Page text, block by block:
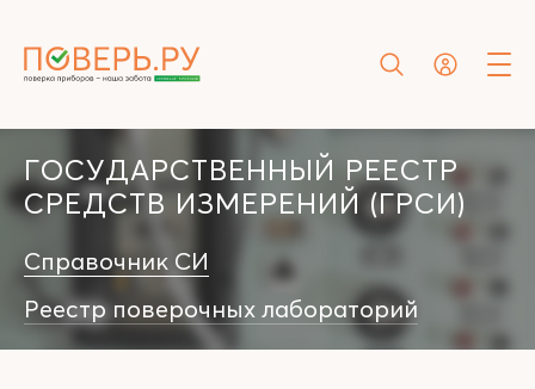
ГОСУДАРСТВЕННЫЙ РЕЕСТР
СРЕДСТВ ИЗМЕРЕНИЙ (ГРСИ)
Справочник СИ
Реестр поверочных лабораторий